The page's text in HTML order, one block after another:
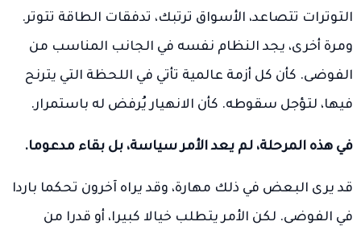
التوترات تتصاعد، الأسواق ترتبك، تدفقات الطاقة تتوتر.
ومرة أخرى، يجد النظام نفسه في الجانب المناسب من
الفوضى. كأن كل أزمة عالمية تأتي في اللحظة التي يترنح
فيها، لتؤجل سقوطه. كأن الانهيار يُرفض له باستمرار.
في هذه المرحلة، لم يعد الأمر سياسة، بل بقاء مدعوما.
قد يرى البعض في ذلك مهارة، وقد يراه آخرون تحكما باردا
في الفوضى. لكن الأمر يتطلب خيالا كبيرا، أو قدرا من